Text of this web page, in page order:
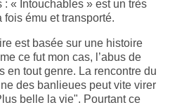
« Intouchables » est un très
fois ému et transporté.
est basée sur une histoire
ce fut mon cas, l’abus de
en tout genre. La rencontre du
des banlieues peut vite virer
belle la vie". Pourtant ce